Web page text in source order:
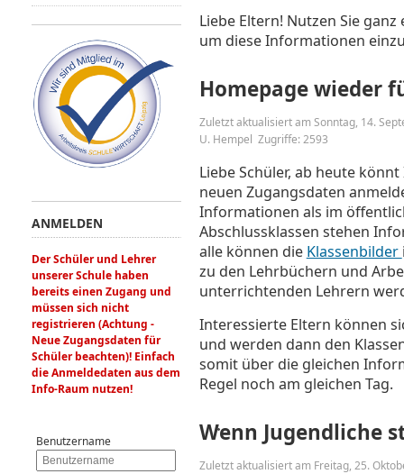
Liebe Eltern! Nutzen Sie
um diese Informationen
Homepage wieder
Zuletzt aktualisiert am Sonntag, 14.
U. Hempel Zugriffe: 2593
Liebe Schüler, ab heute
neuen Zugangsdaten
Informationen als im
Abschlussklassen stehen
alle können die Klassenbilder
zu den Lehrbüchern und
unterrichtenden Lehrern
Interessierte Eltern können
und werden dann den
somit über die gleichen
Regel noch am gleichen Tag.
Wenn Jugendliche
Zuletzt aktualisiert am Freitag, 25.
ANMELDEN
Der Schüler und Lehrer
unserer Schule haben
bereits einen Zugang und
müssen sich nicht
registrieren (Achtung -
Neue Zugangsdaten für
Schüler beachten)! Einfach
die Anmeldedaten aus dem
Info-Raum nutzen!
Benutzername